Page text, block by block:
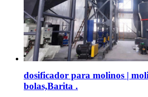
dosificador para molinos |
bolas,Barita .